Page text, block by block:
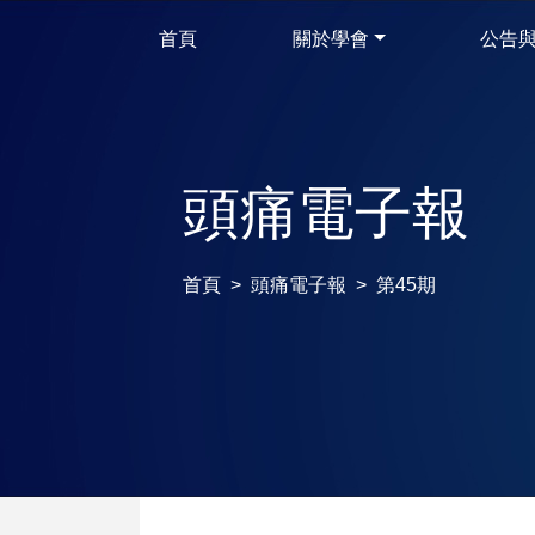
首頁 關於學會 公告
頭痛電子報
首頁 頭痛電子報 第45期